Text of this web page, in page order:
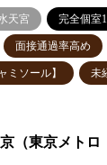
天宮 完全個室
面接通過率高め
ミソール】 未
京（東京メ